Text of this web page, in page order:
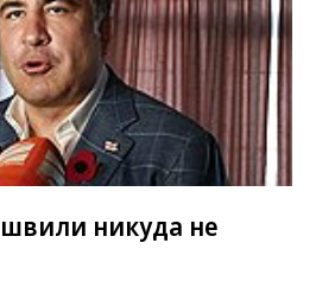
никуда не